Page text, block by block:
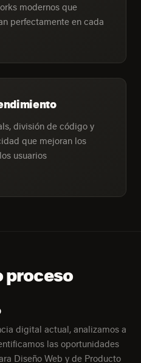
modernos que
perfectamente en cada
división de código y
que mejoran los
usuarios
proceso
digital actual, analizamos a
las oportunidades
Diseño Web y de Producto